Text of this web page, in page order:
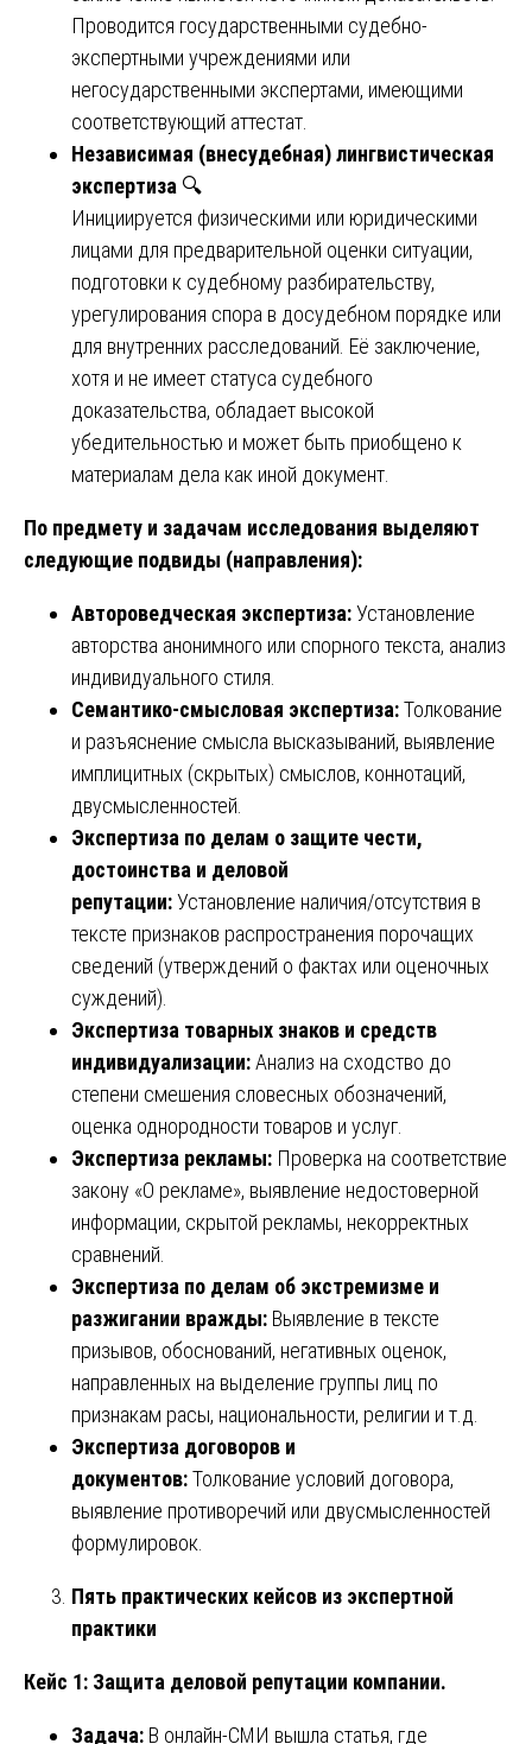
Проводится государственными судебно-
экспертными учреждениями или
негосударственными экспертами, имеющими
соответствующий аттестат.
Независимая (внесудебная) лингвистическая
экспертиза 🔍
Инициируется физическими или юридическими
лицами для предварительной оценки ситуации,
подготовки к судебному разбирательству,
урегулирования спора в досудебном порядке или
для внутренних расследований. Её заключение,
хотя и не имеет статуса судебного
доказательства, обладает высокой
убедительностью и может быть приобщено к
материалам дела как иной документ.
По предмету и задачам исследования выделяют
следующие подвиды (направления):
Автороведческая экспертиза:Установление
авторства анонимного или спорного текста, анализ
индивидуального стиля.
Семантико-смысловая экспертиза:Толкование
и разъяснение смысла высказываний, выявление
имплицитных (скрытых) смыслов, коннотаций,
двусмысленностей.
Экспертиза по делам о защите чести,
достоинства и деловой
репутации:Установление наличия/отсутствия в
тексте признаков распространения порочащих
сведений (утверждений о фактах или оценочных
суждений).
Экспертиза товарных знаков и средств
индивидуализации:Анализ на сходство до
степени смешения словесных обозначений,
оценка однородности товаров и услуг.
Экспертиза рекламы: Проверка на соответствие
закону «О рекламе», выявление недостоверной
информации, скрытой рекламы, некорректных
сравнений.
Экспертиза по делам об экстремизме и
разжигании вражды: Выявление в тексте
призывов, обоснований, негативных оценок,
направленных на выделение группы лиц по
признакам расы, национальности, религии и т.д.
Экспертиза договоров и
документов:Толкование условий договора,
выявление противоречий или двусмысленностей
формулировок.
Пять практических кейсов из экспертной
практики
Кейс 1: Защита деловой репутации компании.
Задача: В онлайн-СМИ вышла статья, где